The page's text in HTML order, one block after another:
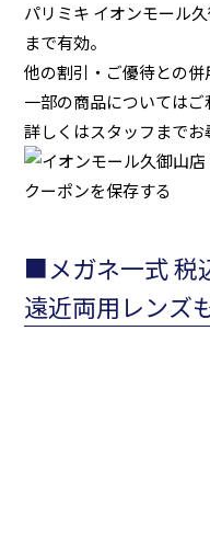
パリミキ イオンモール
まで有効。
他の割引・ご優待との併
一部の商品についてはご
詳しくはスタッフまでお
クーポンを保存する
■メガネ一式 税
遠近両用レンズ